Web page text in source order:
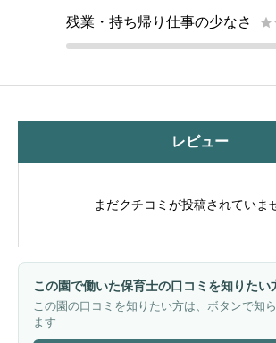
残業・持ち帰り仕事の少なさ 
レビュー
まだクチコミが投稿されていま
この園で働いた保育士の口コミを知りたい
この園の口コミを知りたい方は、ボタンで知
ます